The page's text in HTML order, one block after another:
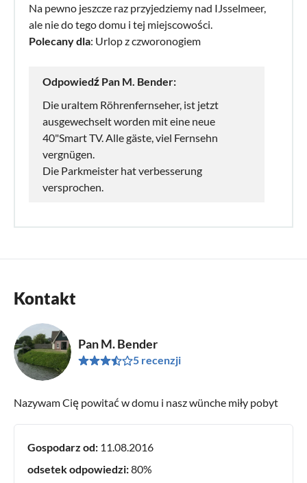
Na pewno jeszcze raz przyjedziemy nad IJsselmeer,
ale nie do tego domu i tej miejscowości.
Polecany dla: Urlop z czworonogiem
Odpowiedź Pan M. Bender:
Die uraltem Röhrenfernseher, ist jetzt
ausgewechselt worden mit eine neue
40"Smart TV. Alle gäste, viel Fernsehn
vergnügen.
Die Parkmeister hat verbesserung
versprochen.
Kontakt
Pan M. Bender
5 recenzji
Nazywam Cię powitać w domu i nasz wünche miły pobyt
Gospodarz od: 11.08.2016
odsetek odpowiedzi:80%